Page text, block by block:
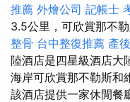
推薦 外燴公司 記帳士
3.5公里，可欣賞那不
整骨 台中整復推薦 產
陸酒店是四星級酒店大
海岸可欣賞那不勒斯和
該酒店提供一家休閒餐